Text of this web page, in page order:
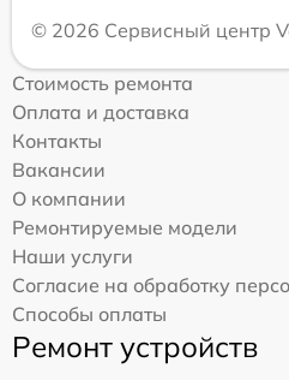
© 2026 Сервисный центр
Стоимость ремонта
Оплата и доставка
Контакты
Вакансии
О компании
Ремонтируемые модели
Наши услуги
Согласие на обработку
Способы оплаты
Ремонт устройств